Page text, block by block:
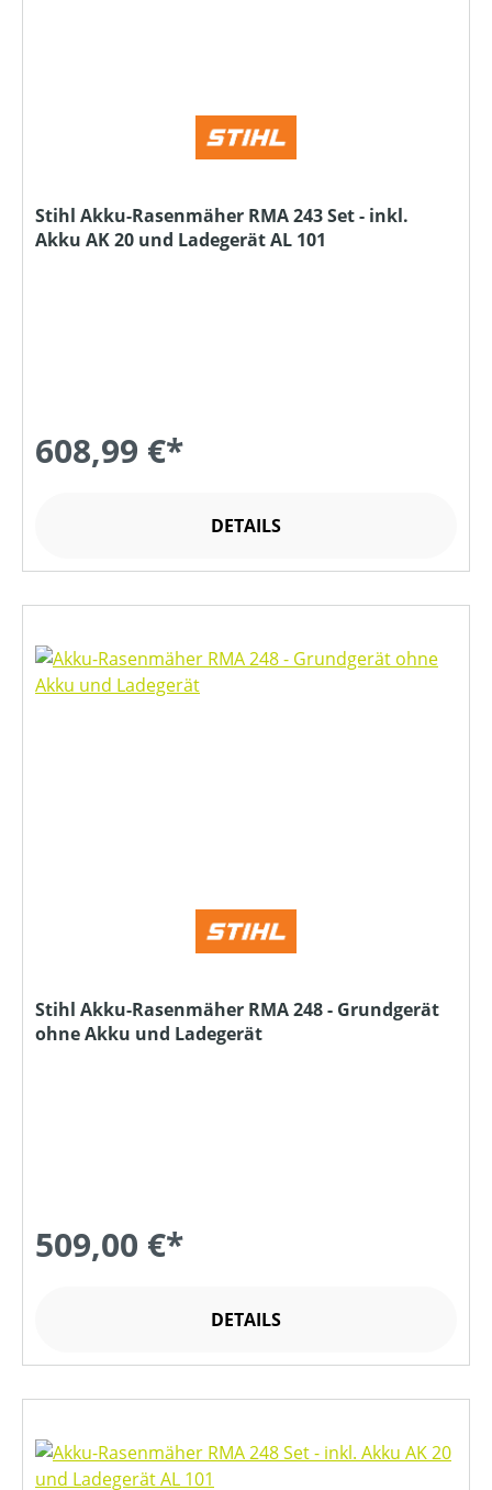
Stihl Akku-Rasenmäher RMA 243 Set - inkl.
Akku AK 20 und Ladegerät AL 101
608,99 €*
DETAILS
Stihl Akku-Rasenmäher RMA 248 - Grundgerät
ohne Akku und Ladegerät
509,00 €*
DETAILS